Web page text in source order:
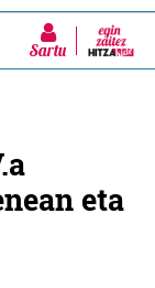
Sartu
eta